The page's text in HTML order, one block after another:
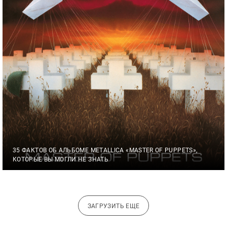
35 ФАКТОВ ОБ АЛЬБОМЕ METALLICA «MASTER OF PUPPETS»,
КОТОРЫЕ ВЫ МОГЛИ НЕ ЗНАТЬ
ЗАГРУЗИТЬ ЕЩЕ